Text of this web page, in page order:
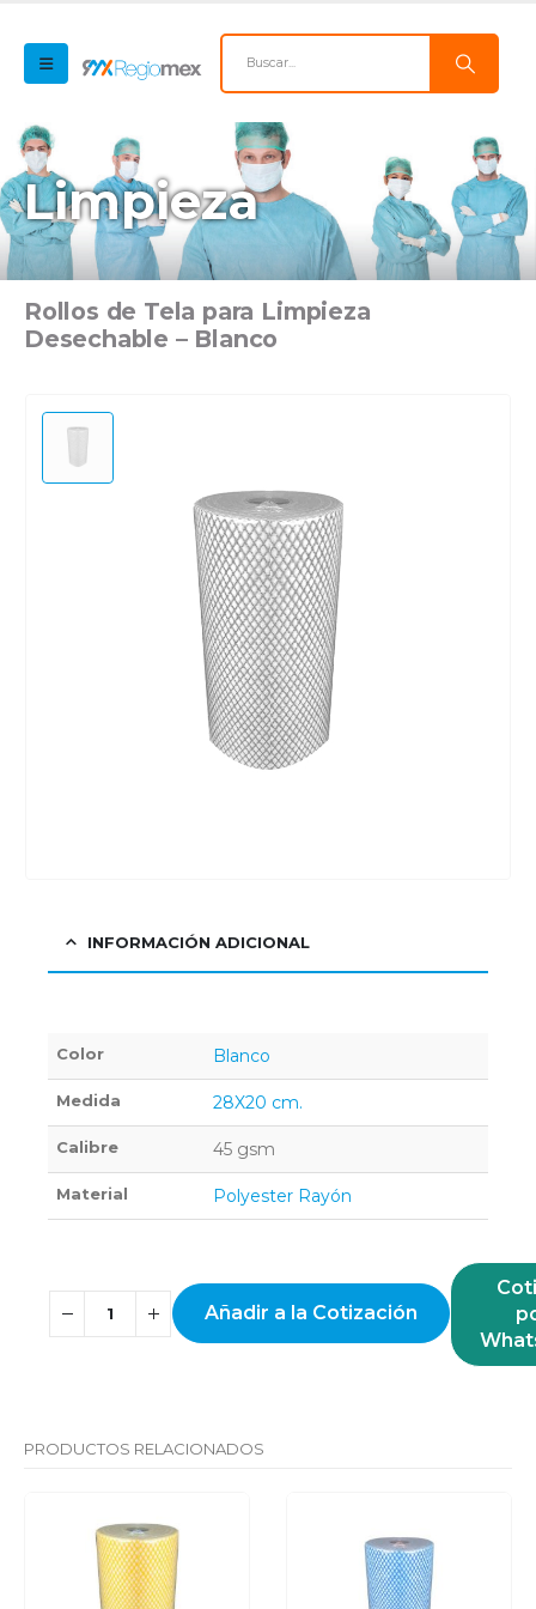
Limpieza
Rollos de Tela para Limpieza
Desechable – Blanco
INFORMACIÓN ADICIONAL
Color Blanco
Medida 28X20 cm.
Calibre 45 gsm
Material Polyester Rayón
Añadir a la Cotización
PRODUCTOS RELACIONADOS